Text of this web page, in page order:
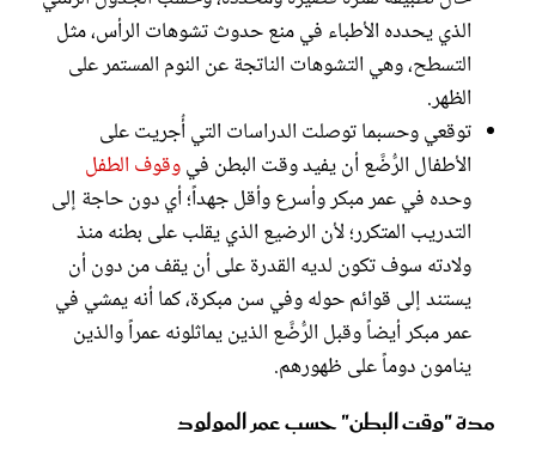
الذي يحدده الأطباء في منع حدوث تشوهات الرأس، مثل
التسطح، وهي التشوهات الناتجة عن النوم المستمر على
الظهر.
توقعي وحسبما توصلت الدراسات التي أُجريت على
الأطفال الرُّضَّع أن يفيد وقت البطن فيوقوف الطفل
وحده في عمر مبكر وأسرع وأقل جهداً؛ أي دون حاجة إلى
التدريب المتكرر؛ لأن الرضيع الذي يقلب على بطنه منذ
ولادته سوف تكون لديه القدرة على أن يقف من دون أن
يستند إلى قوائم حوله وفي سن مبكرة، كما أنه يمشي في
عمر مبكر أيضاً وقبل الرُّضَّع الذين يماثلونه عمراً والذين
ينامون دوماً على ظهورهم.
مدة "وقت البطن" حسب عمر المولود